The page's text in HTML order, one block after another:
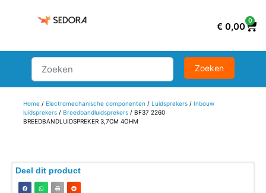
€ 0,00
0
Home/ Electromechanische componenten / Luidsprekers/ Inbouw
luidsprekers/ Breedbandluidsprekers/ BF37 2260
BREEDBANDLUIDSPREKER 3,7CM 4OHM
Deel dit product